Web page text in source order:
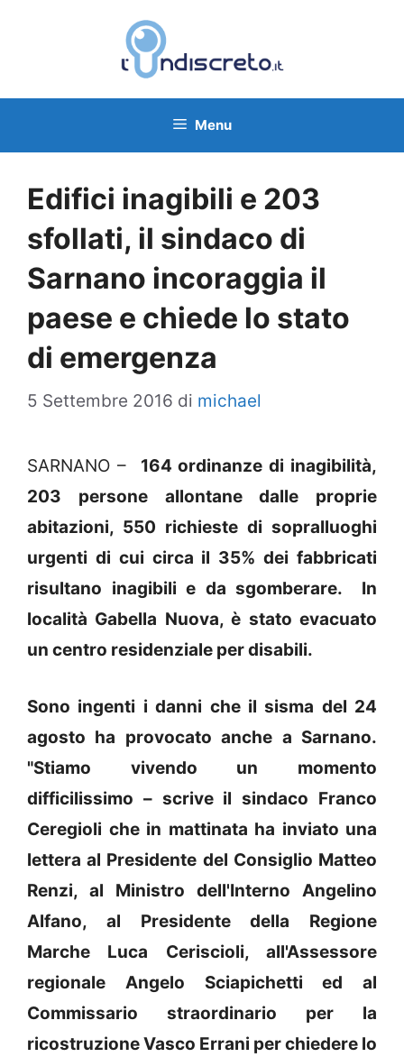
Menu
Edifici inagibili e 203
sfollati, il sindaco di
Sarnano incoraggia il
paese e chiede lo stato
di emergenza
5 Settembre 2016 di michael
SARNANO – 164 ordinanze di inagibilità,
203 persone allontane dalle proprie
abitazioni, 550 richieste di sopralluoghi
urgenti di cui circa il 35% dei fabbricati
risultano inagibili e da sgomberare. In
località Gabella Nuova, è stato evacuato
un centro residenziale per disabili.
Sono ingenti i danni che il sisma del 24
agosto ha provocato anche a Sarnano.
"Stiamo vivendo un momento
difficilissimo – scrive il sindaco Franco
Ceregioli che in mattinata ha inviato una
lettera al Presidente del Consiglio Matteo
Renzi, al Ministro dell'Interno Angelino
Alfano, al Presidente della Regione
Marche Luca Ceriscioli, all'Assessore
regionale Angelo Sciapichetti ed al
Commissario straordinario per la
ricostruzione Vasco Errani per chiedere lo